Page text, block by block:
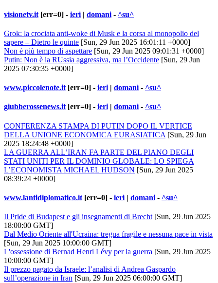
visionetv.it [err=0] - ieri | domani - ^su^
Grok: la crociata anti-woke di Musk e la corsa al monopolio del
sapere – Dietro le quinte [Sun, 29 Jun 2025 16:01:11 +0000]
Non è più tempo di aspettare [Sun, 29 Jun 2025 09:01:31 +0000]
Putin: Non è la RUssia aggressiva, ma l’Occidente [Sun, 29 Jun
2025 07:30:35 +0000]
www.piccolenote.it [err=0] - ieri | domani - ^su^
giubberossenews.it[err=0] - ieri| domani- ^su^
CONFERENZA STAMPA DI PUTIN DOPO IL VERTICE
DELLA UNIONE ECONOMICA EURASIATICA [Sun, 29 Jun
2025 18:24:48 +0000]
LA GUERRA ALL’IRAN FA PARTE DEL PIANO DEGLI
STATI UNITI PER IL DOMINIO GLOBALE: LO SPIEGA
L’ECONOMISTA MICHAEL HUDSON [Sun, 29 Jun 2025
08:39:24 +0000]
www.lantidiplomatico.it [err=0] - ieri | domani - ^su^
Il Pride di Budapest e gli insegnamenti di Brecht [Sun, 29 Jun 2025
18:00:00 GMT]
Dal Medio Oriente all'Ucraina: tregua fragile e nessuna pace in vista
[Sun, 29 Jun 2025 10:00:00 GMT]
L'ossessione di Bernad Henri Lévy per la guerra [Sun, 29 Jun 2025
10:00:00 GMT]
Il prezzo pagato da Israele: l’analisi di Andrea Gaspardo
sull’operazione in Iran [Sun, 29 Jun 2025 06:00:00 GMT]